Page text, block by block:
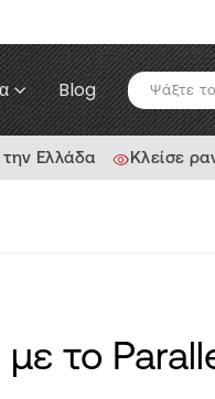
Blog
Ελλάδα Κλείσε
το